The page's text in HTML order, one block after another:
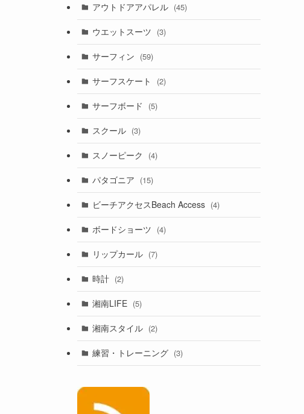
アウトドアアパレル (45)
ウエットスーツ (3)
サーフィン (59)
サーフスケート (2)
サーフボード (5)
スクール (3)
スノーピーク (4)
パタゴニア (15)
ビーチアクセスBeach Access (4)
ボードショーツ (4)
リップカール (7)
時計 (2)
湘南LIFE (5)
湘南スタイル (2)
練習・トレーニング (3)